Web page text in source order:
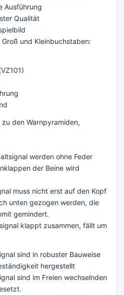
Ausführung
Qualität
und Kleinbuchstaben:
den Warnpyramiden,
werden ohne Feder
der Beine wird
muss nicht erst auf den Kopf
unten gezogen werden, die
gemindert.
klappt zusammen, fällt um
sind in robuster Bauweise
hergestellt
sind im Freien wechselnden